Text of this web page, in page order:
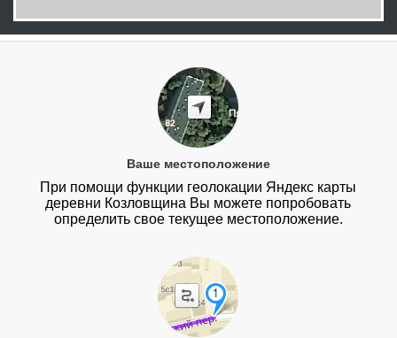
Ваше местоположение
При помощи функции геолокации Яндекс карты
деревни Козловщина Вы можете попробовать
определить свое текущее местоположение.